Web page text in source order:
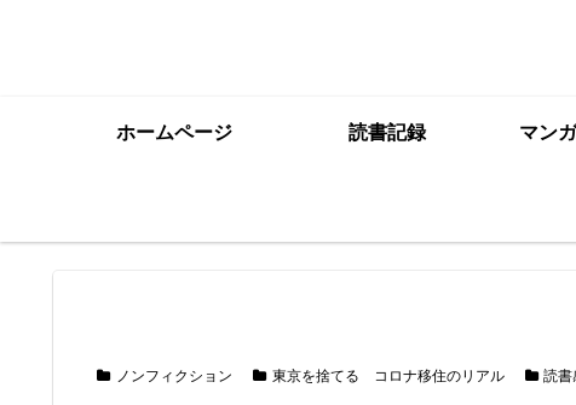
ホームページ 読書記録 マン
ノンフィクション 東京を捨てる コロナ移住のリアル 読書